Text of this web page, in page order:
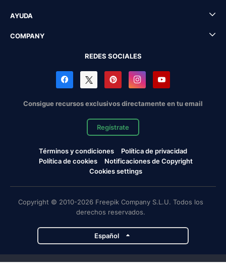
AYUDA
COMPANY
REDES SOCIALES
Consigue recursos exclusivos directamente en tu email
Regístrate
Términos y condiciones
Política de privacidad
Política de cookies
Notificaciones de Copyright
Cookies settings
Copyright © 2010-2026 Freepik Company S.L.U. Todos los
derechos reservados.
Español